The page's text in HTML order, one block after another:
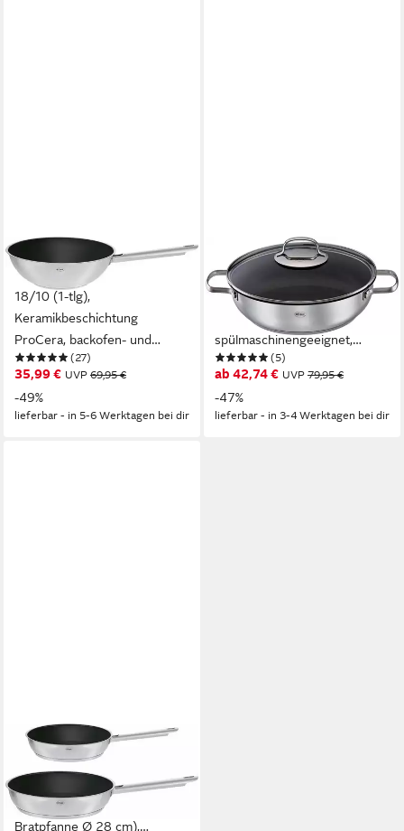
RÖSLE
Wok ELEGANCE, Edelstahl
18/10 (1-tlg),
Keramikbeschichtung
ProCera, backofen- und
induktionsgeeignet, Ø 28 cm
(27)
35,99 € UVP 69,95 €
-49%
lieferbar - in 5-6 Werktagen bei dir
RÖSLE
Servierpfanne ELEGANCE
PTFE ProPlex, Edelstahl
18/10, Ø 28 cm,
spülmaschinengeeignet,
Induktion (5)
ab 42,74 € UVP 79,95 €
-47%
lieferbar - in 3-4 Werktagen bei dir
RÖSLE
Pfannen-Set ELEGANCE,
Edelstahl 18/10 (Set, 2-tlg., 1x
Bratpfanne Ø 20 cm, 1x
Bratpfanne Ø 28 cm),